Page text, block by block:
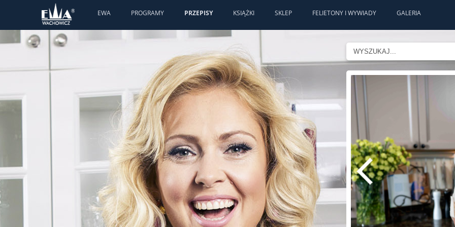
EWA PROGRAMY PRZEPISY KSIĄŻKI SKLEP FELIETONY I WYWIADY GALERIA